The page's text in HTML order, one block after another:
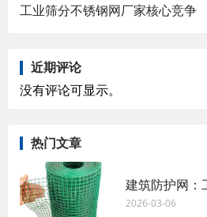
工业筛分不锈钢网厂家核心竞争
近期评论
没有评论可显示。
热门文章
建筑防护网：
2026-03-06